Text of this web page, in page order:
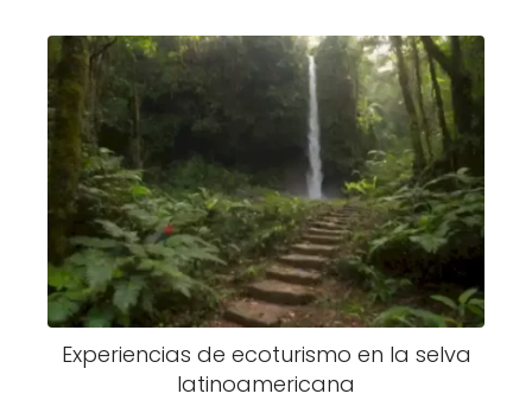
Experiencias de ecoturismo en la selva
latinoamericana